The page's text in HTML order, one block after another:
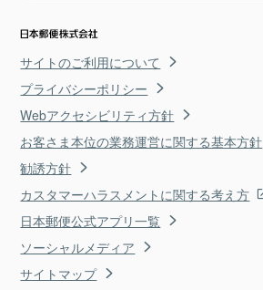
サイトのご利用について
プライバシーポリシー
Webアクセシビリティ方針
お客さま本位の業務運営に関する基本方針
勧誘方針
カスタマーハラスメントに関する考え方
日本郵便公式アプリ一覧
ソーシャルメディア
サイトマップ